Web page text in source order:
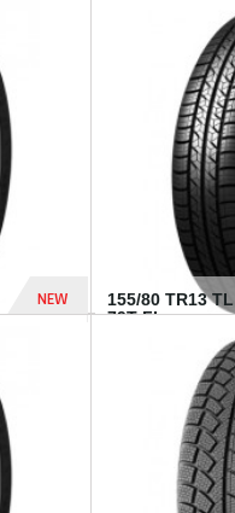
448 Dhs
NEW
155/80 TR13 TL
79T FI...